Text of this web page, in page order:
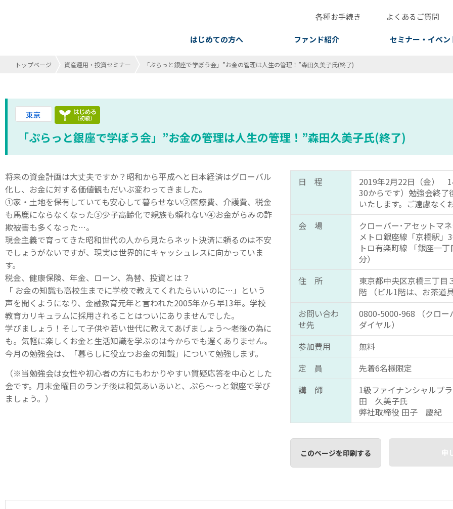
はじめての方へ ファンド紹介 セミナー・イベン
各種お手続き よくあるご質問
トップページ 資産運用・投資セミナー 「ぷらっと銀座で学ぼう会」”お金の管理は人生の管理！”森田久美子氏(終了)
「ぷらっと銀座で学ぼう会」”お金の管理は人生の管理！”森田久美子氏(終了)
東京
将来の資金計画は大丈夫ですか？昭和から平成へと日本経済はグローバル
化し、お金に対する価値観もだいぶ変わってきました。
①家・土地を保有していても安心して暮らせない②医療費、介護費、税金
も馬鹿にならなくなった③少子高齢化で親族も頼れない④お金がらみの詐
欺被害も多くなった…。
現金主義で育ってきた昭和世代の人から見たらネット決済に頼るのは不安
でしょうがないですが、現実は世界的にキャッシュレスに向かっていま
す。
税金、健康保険、年金、ローン、為替、投資とは？
「 お金の知識も高校生までに学校で教えてくれたらいいのに…」という
声を聞くようになり、金融教育元年と言われた2005年から早13年。学校
教育カリキュラムに採用されることはついにありませんでした。
学びましょう！そして子供や若い世代に教えてあげましょう～老後の為に
も。気軽に楽しくお金と生活知識を学ぶのは今からでも遅くありません。
今月の勉強会は、「暮らしに役立つお金の知識」について勉強します。
（※当勉強会は女性や初心者の方にもわかりやすい質疑応答を中心とした
会です。月末金曜日のランチ後は和気あいあいと、ぷら～っと銀座で学び
ましょう。）
日 程
2019年2月22日（金）
30からです）勉強会終
いたします。ご遠慮なく
会 場
クローバー･アセット
メトロ銀座線「京橋駅
トロ有楽町線 「銀座一
分）
住 所
東京都中央区京橋三丁
階 （ビル1階は、お茶道
お問い合わ
せ先
0800-5000-968 （クロ
ダイヤル）
参加費用
無料
定 員
先着6名様限定
講 師
1級ファイナンシャルプ
田 久美子氏
弊社取締役 田子 慶紀
このページを印刷する 申